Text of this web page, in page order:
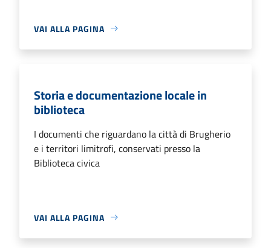
VAI ALLA PAGINA
Storia e documentazione locale in
biblioteca
I documenti che riguardano la città di Brugherio
e i territori limitrofi, conservati presso la
Biblioteca civica
VAI ALLA PAGINA